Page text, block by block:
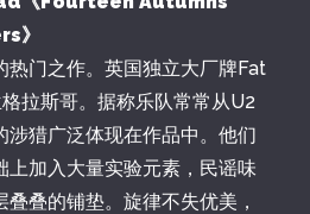
》
热门之作。英国独立大厂牌Fat
拉斯哥。据称乐队常常从U2
涉猎广泛体现在作品中。他们
上加入大量实验元素，民谣味
叠的铺垫。旋律不失优美，